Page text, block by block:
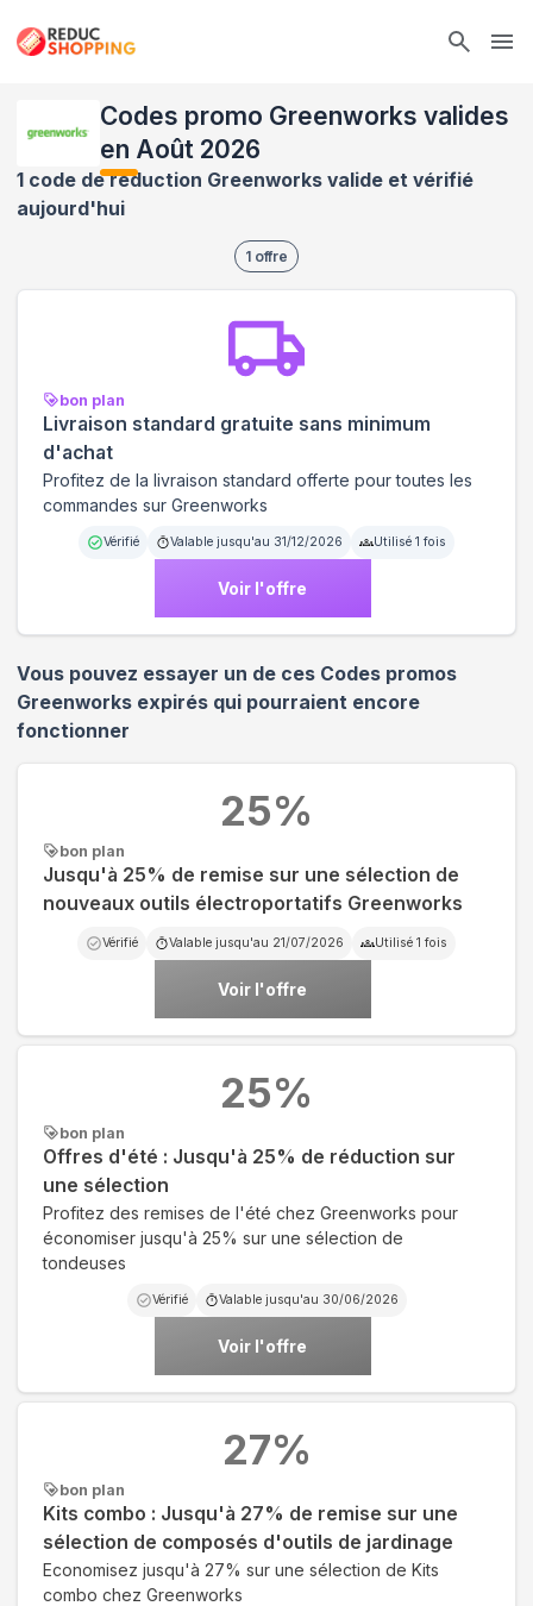
Codes promo Greenworks valides
en Août 2026
1 code de réduction Greenworks valide et vérifié
aujourd'hui
1 offre
bon plan
Livraison standard gratuite sans minimum
d'achat
Profitez de la livraison standard offerte pour toutes les
commandes sur Greenworks
Vérifié Valable jusqu'au 31/12/2026 Utilisé 1 fois
Voir l'offre
Vous pouvez essayer un de ces Codes promos
Greenworks expirés qui pourraient encore
fonctionner
bon plan
Jusqu'à 25% de remise sur une sélection de
nouveaux outils électroportatifs Greenworks
Vérifié Valable jusqu'au 21/07/2026 Utilisé 1 fois
Voir l'offre
25%
bon plan
Offres d'été : Jusqu'à 25% de réduction sur
une sélection
Profitez des remises de l'été chez Greenworks pour
économiser jusqu'à 25% sur une sélection de
tondeuses
Vérifié Valable jusqu'au 30/06/2026
Voir l'offre
25%
bon plan
Kits combo : Jusqu'à 27% de remise sur une
sélection de composés d'outils de jardinage
Economisez jusqu'à 27% sur une sélection de Kits
combo chez Greenworks
27%